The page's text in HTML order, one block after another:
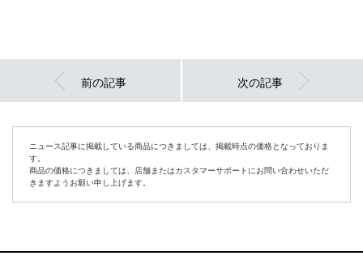
前の記事 次の記事
ニュース記事に掲載している商品につきましては、掲載時点の価格となっておりま
す。
商品の価格につきましては、店舗またはカスタマーサポートにお問い合わせいただ
きますようお願い申し上げます。